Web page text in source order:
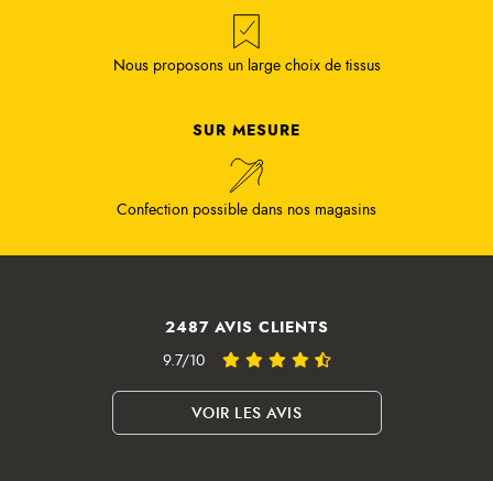
Nous proposons un large choix de tissus
SUR MESURE
Confection possible dans nos magasins
2487 AVIS CLIENTS
9.7/10
VOIR LES AVIS